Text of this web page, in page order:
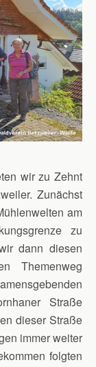
wir zu Zehnt
Zunächst
am
zu
dann diesen
Themenweg
Straße
dieser Straße
immer weiter
folgten